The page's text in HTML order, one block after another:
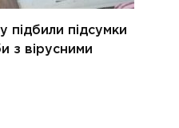
підбили підсумки
з вірусними